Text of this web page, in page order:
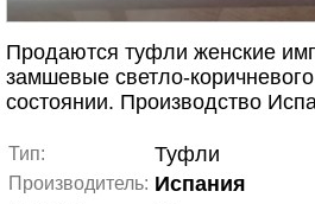
Продаются туфли женские
замшевые светло-
состоянии. Производство
Тип: Туфли
Производитель: Испания